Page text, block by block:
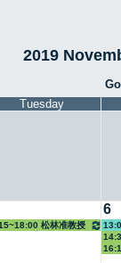
2019
Tuesday
松林准教授
6